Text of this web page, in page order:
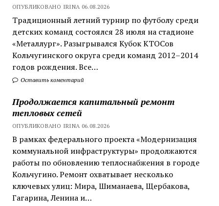
ОПУБЛИКОВАНО IRINA 06.08.2026
Традиционный летний турнир по футболу среди
детских команд состоялся 28 июля на стадионе
«Металлург». Разыгрывался Кубок КТОСов
Кольчугинского округа среди команд 2012–2014
годов рождения. Все…
Оставить коментарий
Продолжается капитальный ремонт
тепловых сетей
ОПУБЛИКОВАНО IRINA 06.08.2026
В рамках федерального проекта «Модернизация
коммунальной инфраструктуры» продолжаются
работы по обновлению теплоснабжения в городе
Кольчугино. Ремонт охватывает несколько
ключевых улиц: Мира, Шиманаева, Щербакова,
Гагарина, Ленина и…